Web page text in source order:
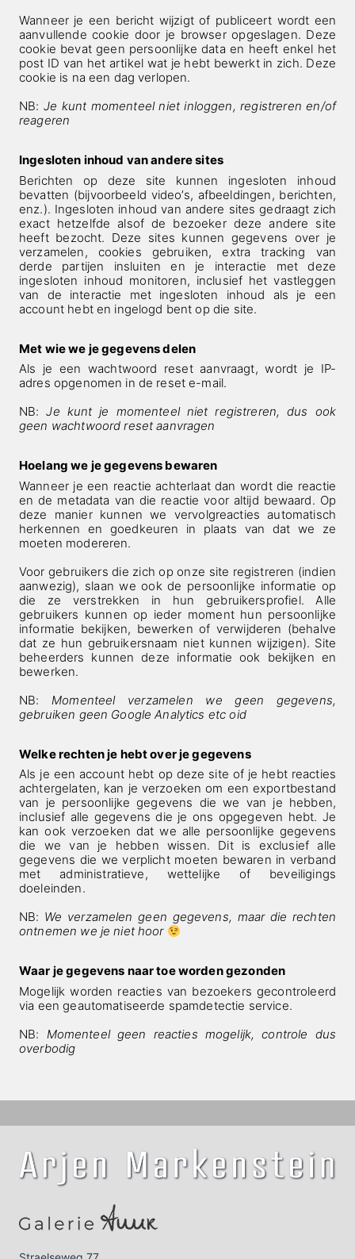
Wanneer je een bericht wijzigt of publiceert wordt een
aanvullende cookie door je browser opgeslagen. Deze
cookie bevat geen persoonlijke data en heeft enkel het
post ID van het artikel wat je hebt bewerkt in zich. Deze
cookie is na een dag verlopen.
NB: Je kunt momenteel niet inloggen, registreren en/of
reageren
Ingesloten inhoud van andere sites
Berichten op deze site kunnen ingesloten inhoud
bevatten (bijvoorbeeld video’s, afbeeldingen, berichten,
enz.). Ingesloten inhoud van andere sites gedraagt zich
exact hetzelfde alsof de bezoeker deze andere site
heeft bezocht. Deze sites kunnen gegevens over je
verzamelen, cookies gebruiken, extra tracking van
derde partijen insluiten en je interactie met deze
ingesloten inhoud monitoren, inclusief het vastleggen
van de interactie met ingesloten inhoud als je een
account hebt en ingelogd bent op die site.
Met wie we je gegevens delen
Als je een wachtwoord reset aanvraagt, wordt je IP-
adres opgenomen in de reset e-mail.
NB:Je kunt je momenteel niet registreren, dus ook
geen wachtwoord reset aanvragen
Hoelang we je gegevens bewaren
Wanneer je een reactie achterlaat dan wordt die reactie
en de metadata van die reactie voor altijd bewaard. Op
deze manier kunnen we vervolgreacties automatisch
herkennen en goedkeuren in plaats van dat we ze
moeten modereren.
Voor gebruikers die zich op onze site registreren (indien
aanwezig), slaan we ook de persoonlijke informatie op
die ze verstrekken in hun gebruikersprofiel. Alle
gebruikers kunnen op ieder moment hun persoonlijke
informatie bekijken, bewerken of verwijderen (behalve
dat ze hun gebruikersnaam niet kunnen wijzigen). Site
beheerders kunnen deze informatie ook bekijken en
bewerken.
NB: Momenteel verzamelen we geen gegevens,
gebruiken geen Google Analytics etc oid
Welke rechten je hebt over je gegevens
Als je een account hebt op deze site of je hebt reacties
achtergelaten, kan je verzoeken om een exportbestand
van je persoonlijke gegevens die we van je hebben,
inclusief alle gegevens die je ons opgegeven hebt. Je
kan ook verzoeken dat we alle persoonlijke gegevens
die we van je hebben wissen. Dit is exclusief alle
gegevens die we verplicht moeten bewaren in verband
met administratieve, wettelijke of beveiligings
doeleinden.
NB: We verzamelen geen gegevens, maar die rechten
ontnemen we je niet hoor
Waar je gegevens naar toe worden gezonden
Mogelijk worden reacties van bezoekers gecontroleerd
via een geautomatiseerde spamdetectie service.
NB: Momenteel geen reacties mogelijk, controle dus
overbodig